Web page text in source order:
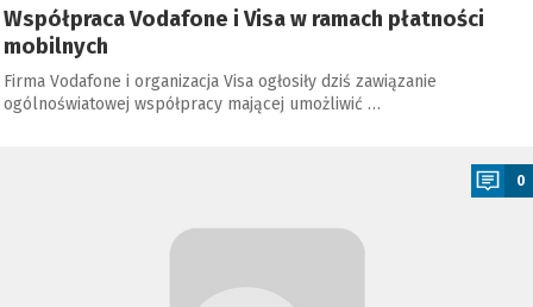
Współpraca Vodafone i Visa w ramach płatności
mobilnych
Firma Vodafone i organizacja Visa ogłosiły dziś zawiązanie
ogólnoświatowej współpracy mającej umożliwić …
0